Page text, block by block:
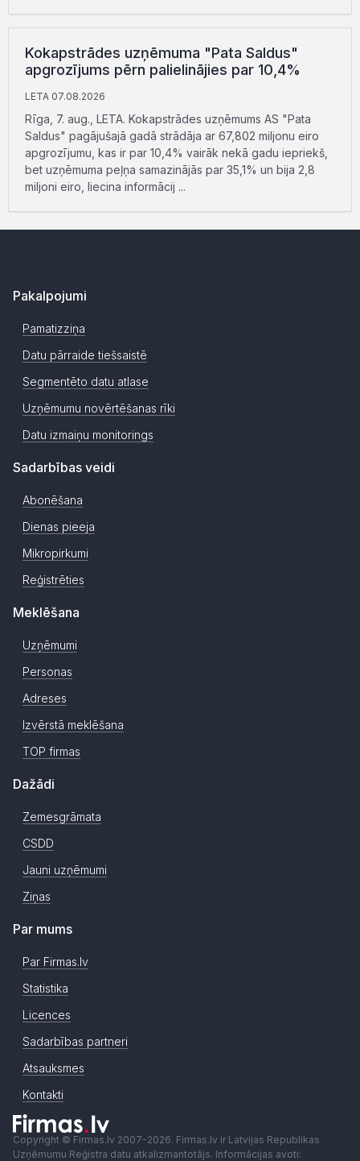
Kokapstrādes uzņēmuma "Pata Saldus"
apgrozījums pērn palielinājies par 10,4%
LETA 07.08.2026
Rīga, 7. aug., LETA. Kokapstrādes uzņēmums AS "Pata
Saldus" pagājušajā gadā strādāja ar 67,802 miljonu eiro
apgrozījumu, kas ir par 10,4% vairāk nekā gadu iepriekš,
bet uzņēmuma peļņa samazinājās par 35,1% un bija 2,8
miljoni eiro, liecina informācij ...
Pakalpojumi
Pamatizziņa
Datu pārraide tiešsaistē
Segmentēto datu atlase
Uzņēmumu novērtēšanas rīki
Datu izmaiņu monitorings
Sadarbības veidi
Abonēšana
Dienas pieeja
Mikropirkumi
Reģistrēties
Meklēšana
Uzņēmumi
Personas
Adreses
Izvērstā meklēšana
TOP firmas
Dažādi
Zemesgrāmata
CSDD
Jauni uzņēmumi
Ziņas
Par mums
Par Firmas.lv
Statistika
Licences
Sadarbības partneri
Atsauksmes
Kontakti
Copyright © Firmas.lv 2007-2026. Firmas.lv ir Latvijas Republikas
Uzņēmumu Reģistra datu atkalizmantotājs. Informācijas avoti: